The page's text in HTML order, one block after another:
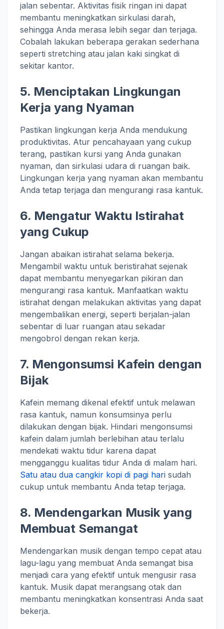
jalan sebentar. Aktivitas fisik ringan ini dapat
membantu meningkatkan sirkulasi darah,
sehingga Anda merasa lebih segar dan terjaga.
Cobalah lakukan beberapa gerakan sederhana
seperti stretching atau jalan kaki singkat di
sekitar kantor.
5. Menciptakan Lingkungan
Kerja yang Nyaman
Pastikan lingkungan kerja Anda mendukung
produktivitas. Atur pencahayaan yang cukup
terang, pastikan kursi yang Anda gunakan
nyaman, dan sirkulasi udara di ruangan baik.
Lingkungan kerja yang nyaman akan membantu
Anda tetap terjaga dan mengurangi rasa kantuk.
6. Mengatur Waktu Istirahat
yang Cukup
Jangan abaikan istirahat selama bekerja.
Mengambil waktu untuk beristirahat sejenak
dapat membantu menyegarkan pikiran dan
mengurangi rasa kantuk. Manfaatkan waktu
istirahat dengan melakukan aktivitas yang dapat
mengembalikan energi, seperti berjalan-jalan
sebentar di luar ruangan atau sekadar
mengobrol dengan rekan kerja.
7. Mengonsumsi Kafein dengan
Bijak
Kafein memang dikenal efektif untuk melawan
rasa kantuk, namun konsumsinya perlu
dilakukan dengan bijak. Hindari mengonsumsi
kafein dalam jumlah berlebihan atau terlalu
mendekati waktu tidur karena dapat
mengganggu kualitas tidur Anda di malam hari.
Satu atau dua cangkir kopi di pagi hari sudah
cukup untuk membantu Anda tetap terjaga.
8. Mendengarkan Musik yang
Membuat Semangat
Mendengarkan musik dengan tempo cepat atau
lagu-lagu yang membuat Anda semangat bisa
menjadi cara yang efektif untuk mengusir rasa
kantuk. Musik dapat merangsang otak dan
membantu meningkatkan konsentrasi Anda saat
bekerja.